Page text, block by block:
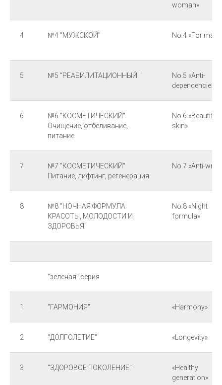
woman»
4 №4 "МУЖСКОЙ" No.4 «For man»
5 №5 "РЕАБИЛИТАЦИОННЫЙ"
No.5 «Anti-
dependencies»
6
№6 "КОСМЕТИЧЕСКИЙ"
Очищение, отбеливание,
питание
No.6 «Beautiful
skin»
7
№7 "КОСМЕТИЧЕСКИЙ"
Питание, лифтинг, регенерация
No.7 «Anti-
8
№8 "НОЧНАЯ ФОРМУЛА
КРАСОТЫ, МОЛОДОСТИ И
ЗДОРОВЬЯ"
No.8 «Night
formula»
"зеленая" серия
1 "ГАРМОНИЯ" «Harmony»
2 "ДОЛГОЛЕТИЕ" «Longevity»
3 "ЗДОРОВОЕ ПОКОЛЕНИЕ"
«Healthy
generation»